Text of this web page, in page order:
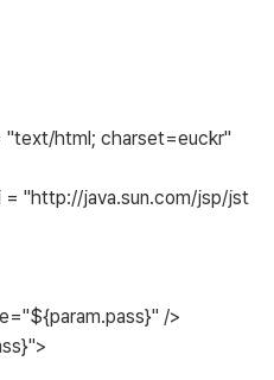
"text/html; charset=euckr"
= "http://java.sun.com/jsp/jst
/>